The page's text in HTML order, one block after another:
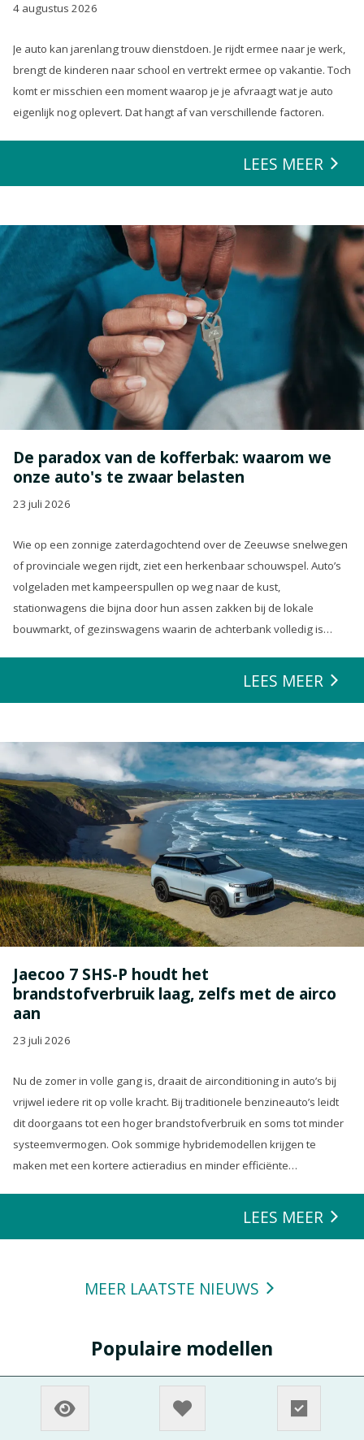
4 augustus 2026
Je auto kan jarenlang trouw dienstdoen. Je rijdt ermee naar je werk,
brengt de kinderen naar school en vertrekt ermee op vakantie. Toch
komt er misschien een moment waarop je je afvraagt wat je auto
eigenlijk nog oplevert. Dat hangt af van verschillende factoren.
LEES MEER
De paradox van de kofferbak: waarom we
onze auto's te zwaar belasten
23 juli 2026
Wie op een zonnige zaterdagochtend over de Zeeuwse snelwegen
of provinciale wegen rijdt, ziet een herkenbaar schouwspel. Auto’s
volgeladen met kampeerspullen op weg naar de kust,
stationwagens die bijna door hun assen zakken bij de lokale
bouwmarkt, of gezinswagens waarin de achterbank volledig is
zeulen. We houden van onze auto’s en we verwachten dat ze alles
LEES MEER
Jaecoo 7 SHS-P houdt het
brandstofverbruik laag, zelfs met de airco
aan
23 juli 2026
Nu de zomer in volle gang is, draait de airconditioning in auto’s bij
vrijwel iedere rit op volle kracht. Bij traditionele benzineauto’s leidt
dit doorgaans tot een hoger brandstofverbruik en soms tot minder
systeemvermogen. Ook sommige hybridemodellen krijgen te
maken met een kortere actieradius en minder efficiënte
LEES MEER
MEER LAATSTE NIEUWS
Populaire modellen
Audi A3Audi Q2Audi Q3BMW 1 SerieBMW 3 Serie
BMW X1
FIat 500Ford Focus
Ford Kuga
Hyundai i10
Hyundai i30Hyundai Tucson Kia Ceed